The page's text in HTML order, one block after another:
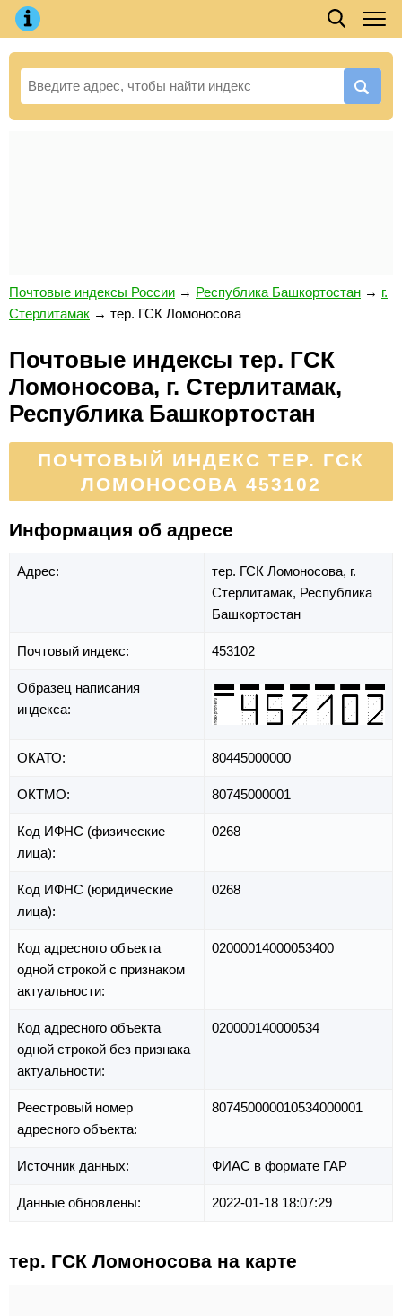
Почтовые индексы России → Республика Башкортостан → г.
Стерлитамак → тер. ГСК Ломоносова
Почтовые индексы тер. ГСК
Ломоносова, г. Стерлитамак,
Республика Башкортостан
ПОЧТОВЫЙ ИНДЕКС ТЕР. ГСК
ЛОМОНОСОВА 453102
Информация об адресе
Адрес: тер. ГСК Ломоносова, г.
Стерлитамак, Республика
Башкортостан
Почтовый индекс: 453102
Образец написания
индекса:
ОКАТО: 80445000000
ОКТМО: 80745000001
Код ИФНС (физические
лица):
0268
Код ИФНС (юридические
лица):
0268
Код адресного объекта
одной строкой с признаком
актуальности:
02000014000053400
Код адресного объекта
одной строкой без признака
актуальности:
020000140000534
Реестровый номер
адресного объекта:
807450000010534000001
Источник данных: ФИАС в формате ГАР
Данные обновлены: 2022-01-18 18:07:29
тер. ГСК Ломоносова на карте